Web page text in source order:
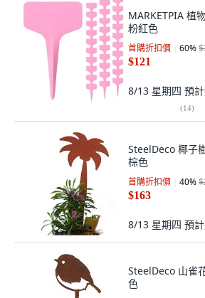
MARKETPIA 植
粉紅色
首購折扣價 60%
$121
8/13 星期四 預
(14)
SteelDeco 椰子
棕色
首購折扣價 40%
$163
8/13 星期四 預
SteelDeco 山雀
色